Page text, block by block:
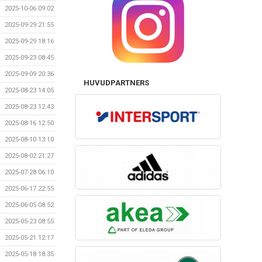
2025-10-06 09:02
2025-09-29 21:55
2025-09-29 18:16
2025-09-23 08:45
2025-09-09 20:36
2025-08-23 14:05
2025-08-23 12:43
2025-08-16 12:50
2025-08-10 13:10
2025-08-02 21:27
2025-07-28 06:10
2025-06-17 22:55
2025-06-05 08:52
2025-05-23 08:55
2025-05-21 12:17
2025-05-18 18:35
HUVUDPARTNERS